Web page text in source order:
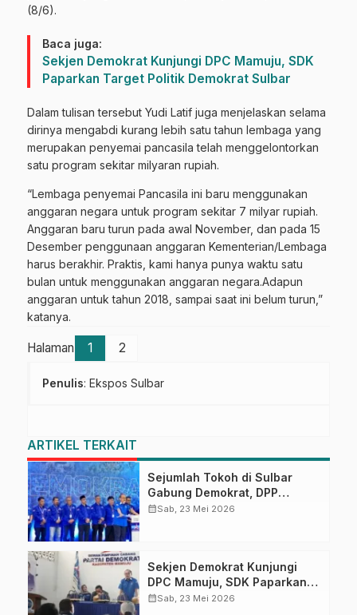
(8/6).
Baca juga:
Sekjen Demokrat Kunjungi DPC Mamuju, SDK
Paparkan Target Politik Demokrat Sulbar
Dalam tulisan tersebut Yudi Latif juga menjelaskan selama
dirinya mengabdi kurang lebih satu tahun lembaga yang
merupakan penyemai pancasila telah menggelontorkan
satu program sekitar milyaran rupiah.
“Lembaga penyemai Pancasila ini baru menggunakan
anggaran negara untuk program sekitar 7 milyar rupiah.
Anggaran baru turun pada awal November, dan pada 15
Desember penggunaan anggaran Kementerian/Lembaga
harus berakhir. Praktis, kami hanya punya waktu satu
bulan untuk menggunakan anggaran negara.Adapun
anggaran untuk tahun 2018, sampai saat ini belum turun,”
katanya.
Halaman 1 2
Penulis: Ekspos Sulbar
ARTIKEL TERKAIT
Sejumlah Tokoh di Sulbar
Gabung Demokrat, DPP
Apresiasi
calendar_monthSab, 23 Mei 2026
Sekjen Demokrat Kunjungi
DPC Mamuju, SDK Paparkan
Target Politik Demokrat Sulbar
calendar_monthSab, 23 Mei 2026